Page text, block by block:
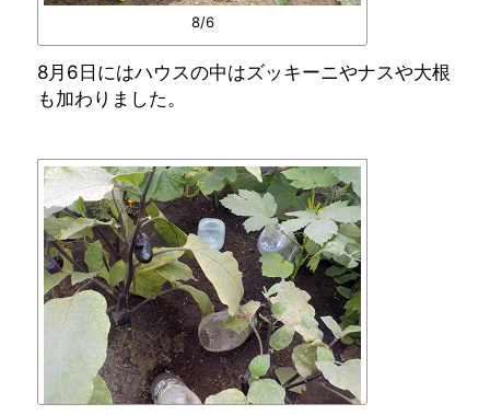
8/6
8月6日にはハウスの中はズッキーニやナスや大根
も加わりました。